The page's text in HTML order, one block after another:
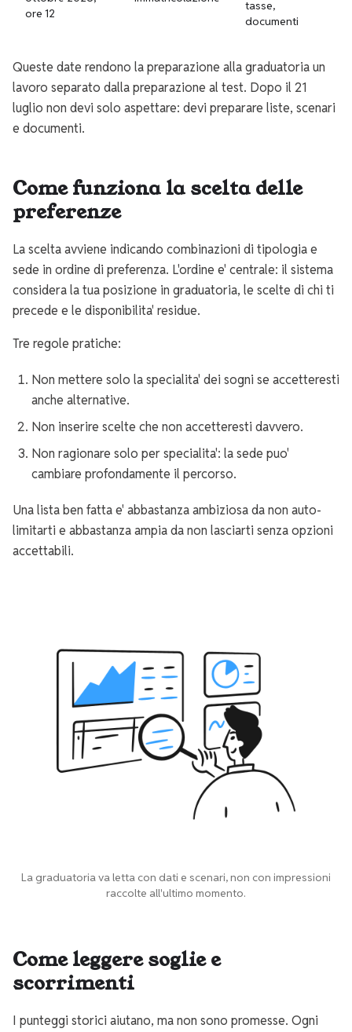
ore 12
tasse,
documenti
Queste date rendono la preparazione alla graduatoria un
lavoro separato dalla preparazione al test. Dopo il 21
luglio non devi solo aspettare: devi preparare liste, scenari
e documenti.
Come funziona la scelta delle
preferenze
La scelta avviene indicando combinazioni di tipologia e
sede in ordine di preferenza. L'ordine e' centrale: il sistema
considera la tua posizione in graduatoria, le scelte di chi ti
precede e le disponibilita' residue.
Tre regole pratiche:
Non mettere solo la specialita' dei sogni se accetteresti
anche alternative.
Non inserire scelte che non accetteresti davvero.
Non ragionare solo per specialita': la sede puo'
cambiare profondamente il percorso.
Una lista ben fatta e' abbastanza ambiziosa da non auto-
limitarti e abbastanza ampia da non lasciarti senza opzioni
accettabili.
La graduatoria va letta con dati e scenari, non con impressioni
raccolte all'ultimo momento.
Come leggere soglie e
scorrimenti
I punteggi storici aiutano, ma non sono promesse. Ogni